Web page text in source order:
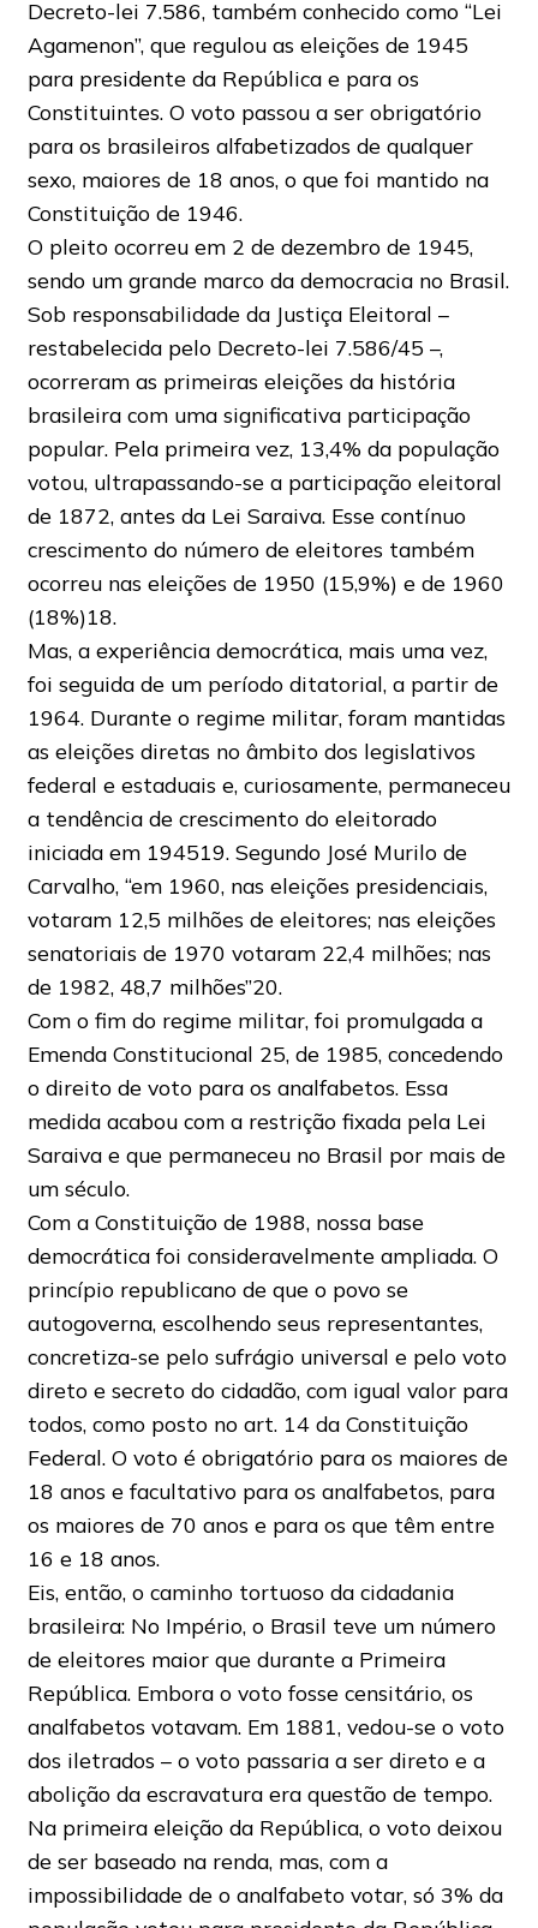
Decreto-lei 7.586, também conhecido como “Lei
Agamenon”, que regulou as eleições de 1945
para presidente da República e para os
Constituintes. O voto passou a ser obrigatório
para os brasileiros alfabetizados de qualquer
sexo, maiores de 18 anos, o que foi mantido na
Constituição de 1946.
O pleito ocorreu em 2 de dezembro de 1945,
sendo um grande marco da democracia no Brasil.
Sob responsabilidade da Justiça Eleitoral –
restabelecida pelo Decreto-lei 7.586/45 –,
ocorreram as primeiras eleições da história
brasileira com uma significativa participação
popular. Pela primeira vez, 13,4% da população
votou, ultrapassando-se a participação eleitoral
de 1872, antes da Lei Saraiva. Esse contínuo
crescimento do número de eleitores também
ocorreu nas eleições de 1950 (15,9%) e de 1960
(18%)18.
Mas, a experiência democrática, mais uma vez,
foi seguida de um período ditatorial, a partir de
1964. Durante o regime militar, foram mantidas
as eleições diretas no âmbito dos legislativos
federal e estaduais e, curiosamente, permaneceu
a tendência de crescimento do eleitorado
iniciada em 194519. Segundo José Murilo de
Carvalho, “em 1960, nas eleições presidenciais,
votaram 12,5 milhões de eleitores; nas eleições
senatoriais de 1970 votaram 22,4 milhões; nas
de 1982, 48,7 milhões”20.
Com o fim do regime militar, foi promulgada a
Emenda Constitucional 25, de 1985, concedendo
o direito de voto para os analfabetos. Essa
medida acabou com a restrição fixada pela Lei
Saraiva e que permaneceu no Brasil por mais de
um século.
Com a Constituição de 1988, nossa base
democrática foi consideravelmente ampliada. O
princípio republicano de que o povo se
autogoverna, escolhendo seus representantes,
concretiza-se pelo sufrágio universal e pelo voto
direto e secreto do cidadão, com igual valor para
todos, como posto no art. 14 da Constituição
Federal. O voto é obrigatório para os maiores de
18 anos e facultativo para os analfabetos, para
os maiores de 70 anos e para os que têm entre
16 e 18 anos.
Eis, então, o caminho tortuoso da cidadania
brasileira: No Império, o Brasil teve um número
de eleitores maior que durante a Primeira
República. Embora o voto fosse censitário, os
analfabetos votavam. Em 1881, vedou-se o voto
dos iletrados – o voto passaria a ser direto e a
abolição da escravatura era questão de tempo.
Na primeira eleição da República, o voto deixou
de ser baseado na renda, mas, com a
impossibilidade de o analfabeto votar, só 3% da